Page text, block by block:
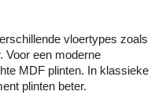
vloertypes zoals
Voor een moderne
MDF plinten. In klassieke
plinten beter.